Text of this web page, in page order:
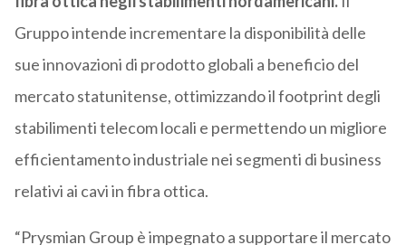
Gruppo intende incrementare la disponibilità delle
sue innovazioni di prodotto globali a beneficio del
mercato statunitense, ottimizzando il footprint degli
stabilimenti telecom locali e permettendo un migliore
efficientamento industriale nei segmenti di business
relativi ai cavi in fibra ottica.
“Prysmian Group è impegnato a supportare il mercato